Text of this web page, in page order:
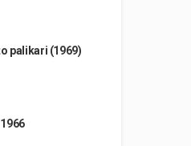
palikari (1969)